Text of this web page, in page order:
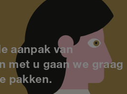
aanpak van
met u gaan we graag
pakken.